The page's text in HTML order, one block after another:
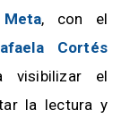
, con el
Cortés
visibilizar el
la lectura y